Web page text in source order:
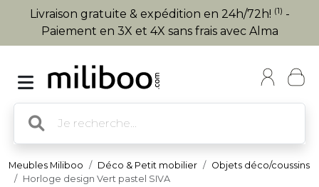
Livraison gratuite & expédition en 24h/72h! (1) -
Paiement en 3X et 4X sans frais avec Alma
Meubles Miliboo Déco & Petit mobilier
Objets déco/coussins
Horloge design Vert pastel SIVA